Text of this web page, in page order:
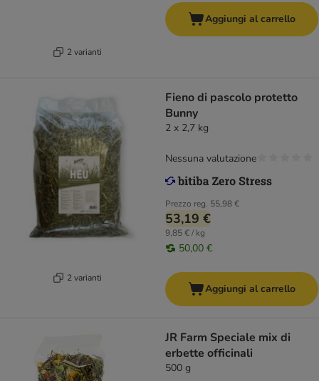
2 varianti
Aggiungi al carrello
2 varianti
Fieno di pascolo protetto
Bunny
2 x 2,7 kg
Prezzo reg. 55,98 €
53,19 €
9,85 € / kg
50,00 €
Nessuna valutazione
Aggiungi al carrello
JR Farm Speciale mix di
erbette officinali
500 g